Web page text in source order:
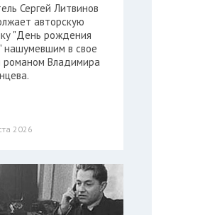
Сергей Литвинов
авторскую
"День рождения
нашумевшим в свое
романом Владимира
2026